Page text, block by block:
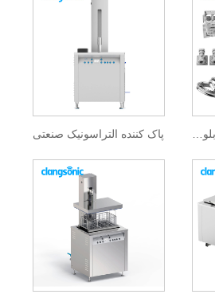
پاک کننده التراسونیک صنعتی تمیز کننده اولتراسونیک بلوک موتور